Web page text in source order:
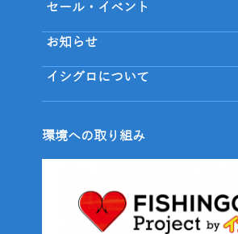
セール・イベント
お知らせ
イシグロについて
環境への取り組み